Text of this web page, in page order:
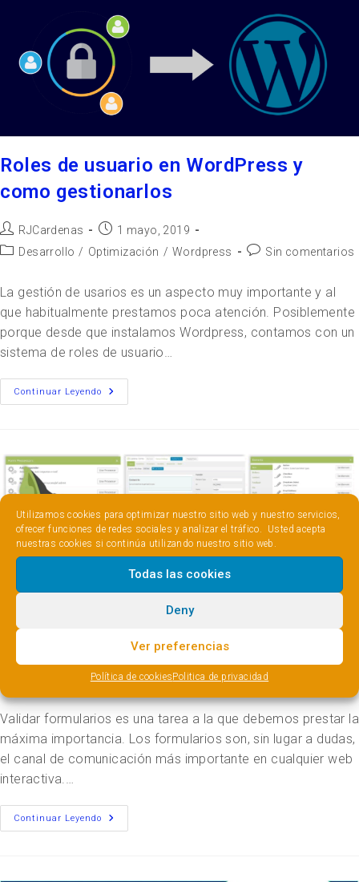
Utilizamos cookies para optimizar nuestro sitio web y nuestro servicios,
ofrecer funciones de redes sociales y analizar el tráfico. Usted acepta
nuestras cookies si continúa utilizando nuestro sitio web.
Todas las cookies
Deny
Ver preferencias
Política de cookiesPolitica de privacidad
Roles de usuario en WordPress y
como gestionarlos
RJCardenas
1 mayo, 2019
Desarrollo / Optimización / Wordpress Sin comentarios
La gestión de usarios es un aspecto muy importante y al
que habitualmente prestamos poca atención. Posiblemente
porque desde que instalamos Wordpress, contamos con un
sistema de roles de usuario…
Continuar Leyendo
Validar formularios de Caldera Forms
Desarrollo
Sin comentarios
Validar formularios es una tarea a la que debemos prestar la
máxima importancia. Los formularios son, sin lugar a dudas,
el canal de comunicación más importante en cualquier web
interactiva.…
Continuar Leyendo